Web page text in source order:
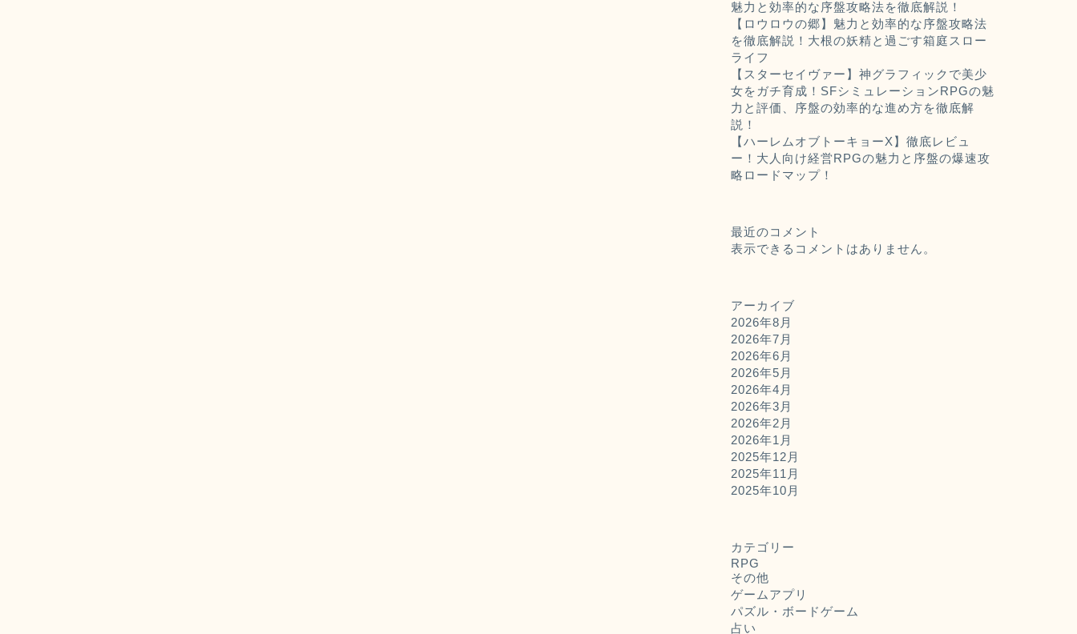
魅力と効率的な序盤攻略法を徹底解説！
【ロウロウの郷】魅力と効率的な序盤攻略法
を徹底解説！大根の妖精と過ごす箱庭スロー
ライフ
【スターセイヴァー】神グラフィックで美少
女をガチ育成！SFシミュレーションRPGの魅
力と評価、序盤の効率的な進め方を徹底解
説！
【ハーレムオブトーキョーX】徹底レビュ
ー！大人向け経営RPGの魅力と序盤の爆速攻
略ロードマップ！
最近のコメント
表示できるコメントはありません。
アーカイブ
2026年8月
2026年7月
2026年6月
2026年5月
2026年4月
2026年3月
2026年2月
2026年1月
2025年12月
2025年11月
2025年10月
カテゴリー
RPG
その他
ゲームアプリ
パズル・ボードゲーム
占い